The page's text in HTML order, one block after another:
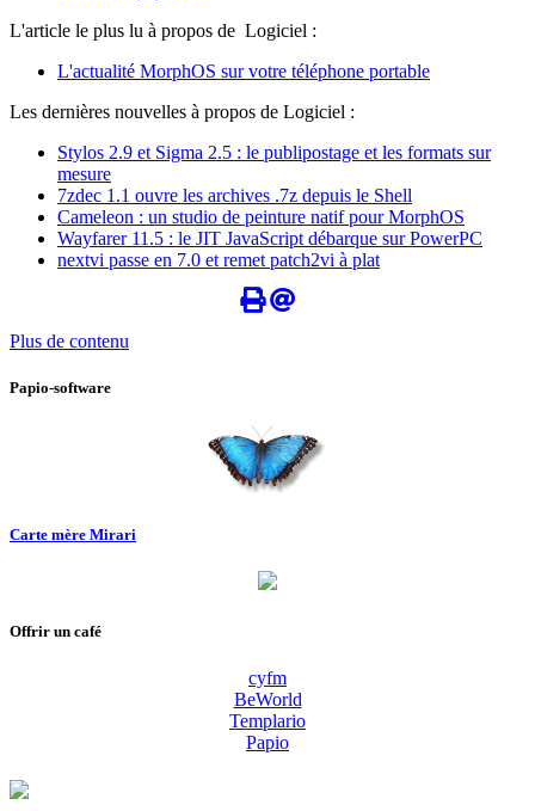
L'article le plus lu à propos de Logiciel :
L'actualité MorphOS sur votre téléphone portable
Les dernières nouvelles à propos de Logiciel :
Stylos 2.9 et Sigma 2.5 : le publipostage et les formats sur
mesure
7zdec 1.1 ouvre les archives .7z depuis le Shell
Cameleon : un studio de peinture natif pour MorphOS
Wayfarer 11.5 : le JIT JavaScript débarque sur PowerPC
nextvi passe en 7.0 et remet patch2vi à plat
Plus de contenu
Papio-software
Carte mère Mirari
Offrir un café
cyfm
BeWorld
Templario
Papio